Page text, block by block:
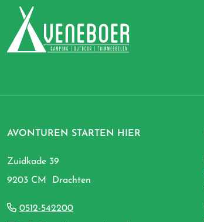
AVONTUREN STARTEN HIER
Zuidkade 39
9203 CM Drachten
0512-542200